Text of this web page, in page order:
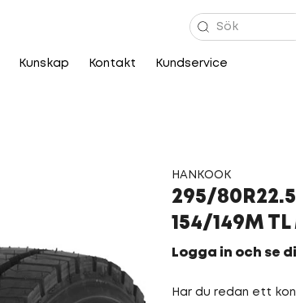
Kunskap Kontakt Kundservice
HANKOOK
295/80R22.5
154/149M TL
Logga in och se
Har du redan ett